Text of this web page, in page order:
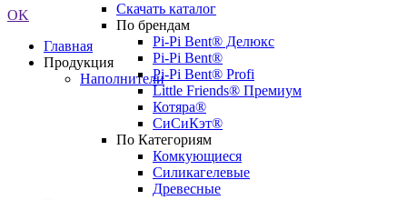
OK
Главная
Продукция
Наполнители
Скачать каталог
По брендам
Pi-Pi Bent® Делюкс
Pi-Pi Bent®
Pi-Pi Bent® Profi
Little Friends® Премиум
Котяра®
СиСиКэт®
По Категориям
Комкующиеся
Силикагелевые
Древесные